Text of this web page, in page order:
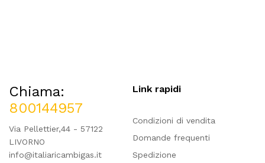
Chiama:
800144957
Via Pellettier,44 - 57122
LIVORNO
info@italiaricambigas.it
Link rapidi
Condizioni di vendita
Domande frequenti
Spedizione